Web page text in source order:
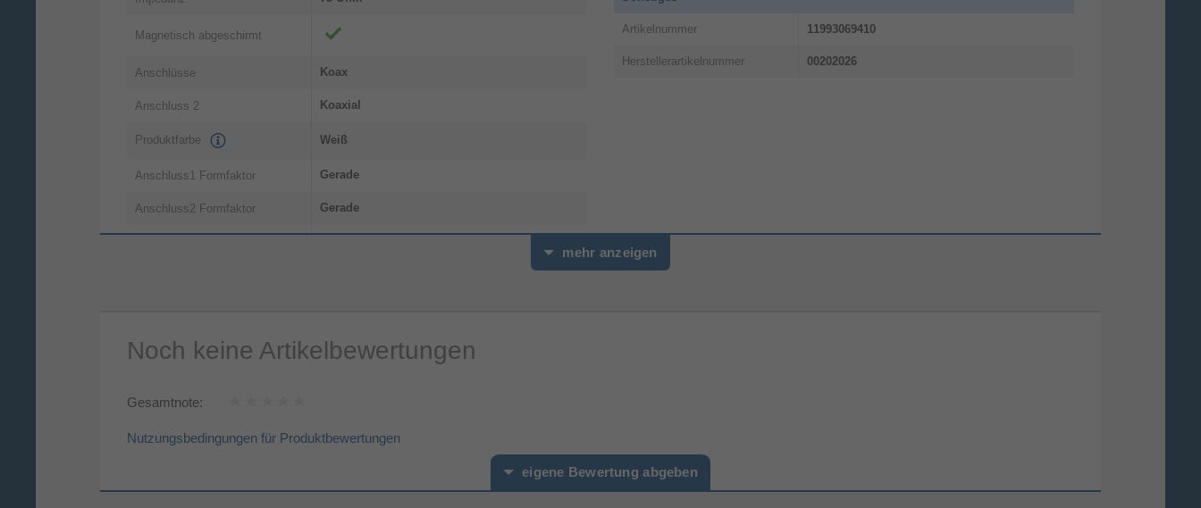
Magnetisch abgeschirmt
Anschlüsse Koax
Anschluss 2 Koaxial
Produktfarbe Weiß
Anschluss1 Formfaktor Gerade
Anschluss2 Formfaktor Gerade
Artikelnummer 11993069410
Herstellerartikelnummer 00202026
mehr anzeigen
Noch keine Artikelbewertungen
Gesamtnote:
Nutzungsbedingungen für Produktbewertungen
eigene Bewertung abgeben